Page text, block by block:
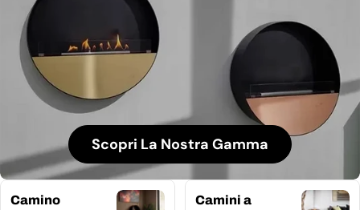
Scopri La Nostra Gamma
Camino
Camini a